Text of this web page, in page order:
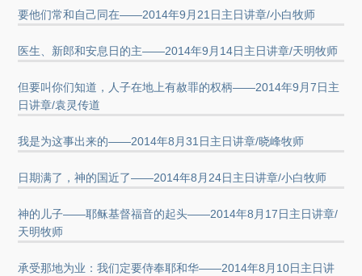
要他们常和自己同在——2014年9月21日主日讲章/小白牧师
医生、新郎和安息日的主——2014年9月14日主日讲章/天明牧师
但要叫你们知道，人子在地上有赦罪的权柄——2014年9月7日主
日讲章/袁灵传道
我是为这事出来的——2014年8月31日主日讲章/晓峰牧师
日期满了，神的国近了——2014年8月24日主日讲章/小白牧师
神的儿子——耶稣基督福音的起头——2014年8月17日主日讲章/
天明牧师
承受那地为业：我们定要侍奉耶和华——2014年8月10日主日讲